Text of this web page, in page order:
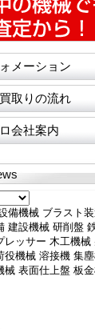
メーション
取りの流れ
会社案内
備機械 ブラスト
建設機械 研削盤
レッサー 木工機械
役機械 溶接機 集
械 表面仕上盤 板